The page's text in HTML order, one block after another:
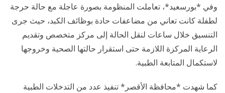
وفي *بورسعيد*، تعاملت المنظومة بصورة عاجلة مع حالة حرجة
لطفلة كانت تعاني من مضاعفات حادة بوظائف الكبد، حيث جرى
التنسيق خلال ساعات لنقل الحالة إلى مركز متخصص وتقديم
الرعاية المركزة اللازمة حتى استقرار حالتها الصحية وخروجها
لاستكمال المتابعة الطبية.
كما شهدت *محافظة الأقصر* تنفيذ عدد من التدخلات الطبية